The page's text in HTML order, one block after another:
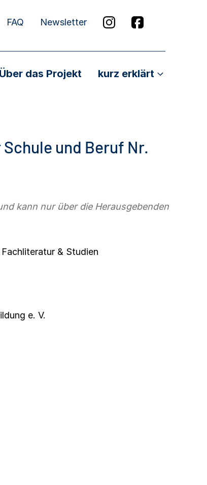
FAQ Newsletter
Über das Projekt kurz erklärt
und Beruf Nr.
kann nur über die Herausgebenden
Fachliteratur & Studien
e. V.